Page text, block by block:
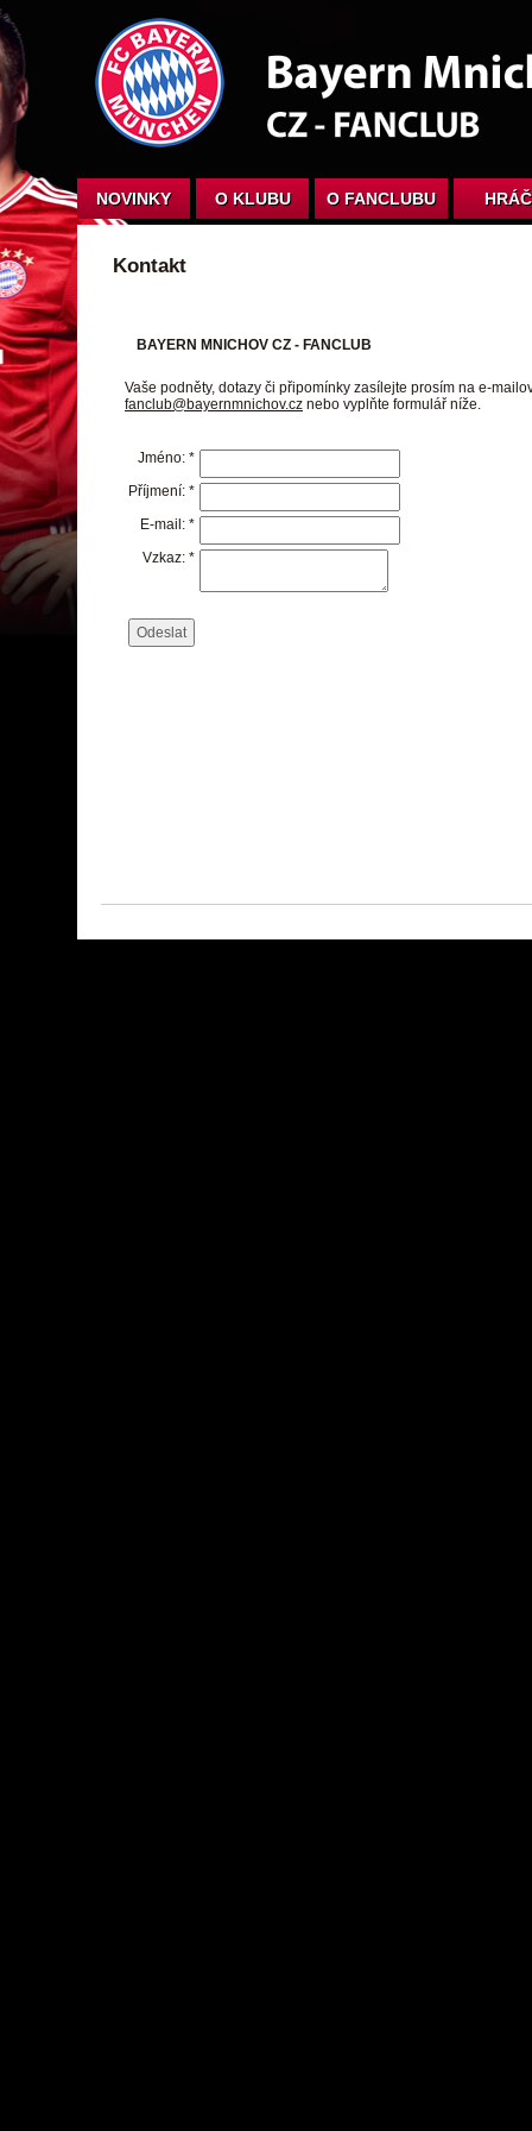
NOVINKY O KLUBU O FANCLUBU
Kontakt
BAYERN MNICHOV CZ - FANCLUB
Vaše podněty, dotazy či připomínky zasílejte prosím na e-
fanclub@bayernmnichov.cz nebo vyplňte formulář níže.
Jméno: *
Příjmení: *
E-mail: *
Vzkaz: *